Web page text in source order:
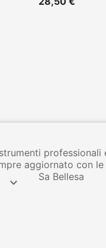
aggiornato con
 Sa Bellesa